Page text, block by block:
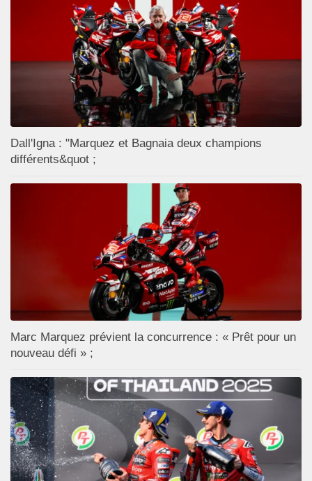
Dall'Igna : "Marquez et Bagnaia deux champions
différents&quot ;
Marc Marquez prévient la concurrence : « Prêt pour un
nouveau défi » ;